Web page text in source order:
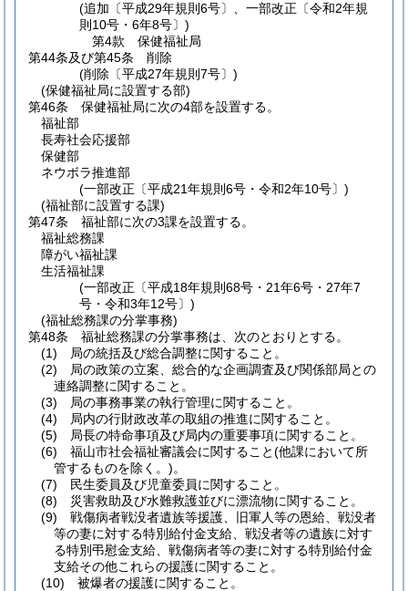
(追加〔平成29年規則6号〕、一部改正〔令和2年規
則10号・6年8号〕)
第4款
保健福祉局
第44条及び第45条
削除
(削除〔平成27年規則7号〕)
(保健福祉局に設置する部)
第46条
保健福祉局に次の4部を設置する。
福祉部
長寿社会応援部
保健部
ネウボラ推進部
(一部改正〔平成21年規則6号・令和2年10号〕)
(福祉部に設置する課)
第47条
福祉部に次の3課を設置する。
福祉総務課
障がい福祉課
生活福祉課
(一部改正〔平成18年規則68号・21年6号・27年7
号・令和3年12号〕)
(福祉総務課の分掌事務)
第48条
福祉総務課の分掌事務は、次のとおりとする。
(1)
局の統括及び総合調整に関すること。
(2)
局の政策の立案、総合的な企画調査及び関係部局との
連絡調整に関すること。
(3)
局の事務事業の執行管理に関すること。
(4)
局内の行財政改革の取組の推進に関すること。
(5)
局長の特命事項及び局内の重要事項に関すること。
(6)
福山市社会福祉審議会に関すること(他課において所
管するものを除く。)。
(7)
民生委員及び児童委員に関すること。
(8)
災害救助及び水難救護並びに漂流物に関すること。
(9)
戦傷病者戦没者遺族等援護、旧軍人等の恩給、戦没者
等の妻に対する特別給付金支給、戦没者等の遺族に対す
る特別弔慰金支給、戦傷病者等の妻に対する特別給付金
支給その他これらの援護に関すること。
(10)
被爆者の援護に関すること。